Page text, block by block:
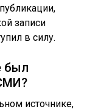
записи
в силу.
был
источнике,